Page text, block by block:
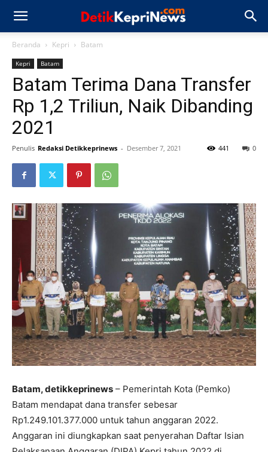
Beranda Kepri Batam
Kepri Batam
Batam Terima Dana Transfer
Rp 1,2 Triliun, Naik Dibanding
2021
Penulis Redaksi Detikkeprinews - Desember 7, 2021 0
441
Batam, detikkeprinews – Pemerintah Kota (Pemko)
Batam mendapat dana transfer sebesar
Rp1.249.101.377.000 untuk tahun anggaran 2022.
Anggaran ini diungkapkan saat penyerahan Daftar Isian